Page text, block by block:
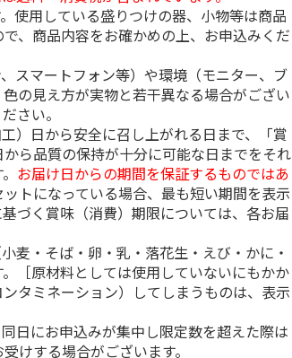
使用している盛りつけの器、小物等は商品
、商品内容をお確かめの上、お申込みくだ
スマートフォン等）や環境（モニター、ブ
の見え方が実物と若干異なる場合がござい
さい。
）日から安全に召し上がれる日まで、「賞
ら品質の保持が十分に可能な日までをそれ
お届け日からの期間を保証するものではあ
トになっている場合、最も短い期間を表示
づく賞味（消費）期限については、各お届
麦・そば・卵・乳・落花生・えび・かに・
［原材料としては使用していないにもかか
タミネーション）してしまうものは、表示
日にお申込みが集中し限定数を超えた際は
けする場合がございます。